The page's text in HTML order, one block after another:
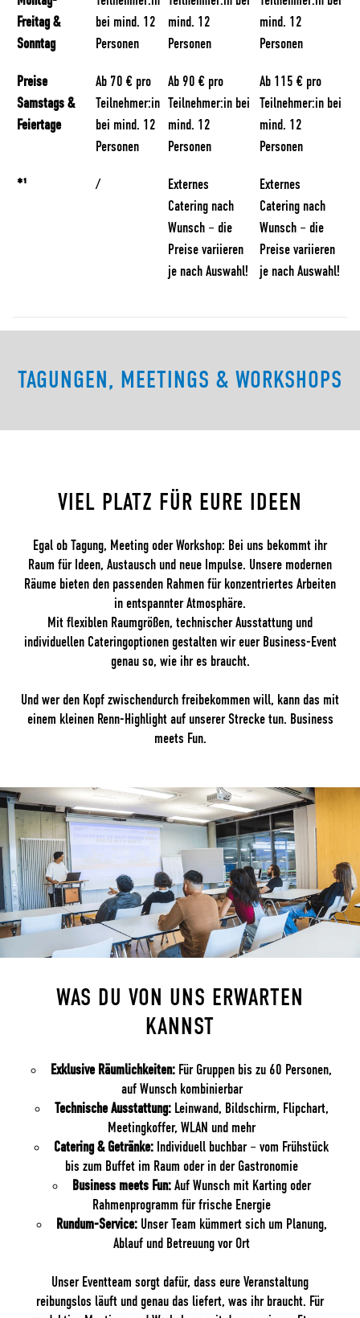
Freitag &
Sonntag
bei mind. 12
Personen
mind. 12
Personen
mind. 12
Personen
Preise
Samstags &
Feiertage
Ab 70 € pro
Teilnehmer:in
bei mind. 12
Personen
Ab 90 € pro
Teilnehmer:in bei
mind. 12
Personen
Ab 115 € pro
Teilnehmer:in bei
mind. 12
Personen
*¹ /
Externes
Catering nach
Wunsch – die
Preise variieren
je nach Auswahl!
Externes
Catering nach
Wunsch – die
Preise variieren
je nach Auswahl!
TAGUNGEN, MEETINGS & WORKSHOPS
VIEL PLATZ FÜR EURE IDEEN
Egal ob Tagung, Meeting oder Workshop: Bei uns bekommt ihr
Raum für Ideen, Austausch und neue Impulse. Unsere modernen
Räume bieten den passenden Rahmen für konzentriertes Arbeiten
in entspannter Atmosphäre.
Mit flexiblen Raumgrößen, technischer Ausstattung und
individuellen Cateringoptionen gestalten wir euer Business-Event
genau so, wie ihr es braucht.
Und wer den Kopf zwischendurch freibekommen will, kann das mit
einem kleinen Renn-Highlight auf unserer Strecke tun. Business
meets Fun.
WAS DU VON UNS ERWARTEN
KANNST
Exklusive Räumlichkeiten: Für Gruppen bis zu 60 Personen,
auf Wunsch kombinierbar
Technische Ausstattung:Leinwand, Bildschirm, Flipchart,
Meetingkoffer, WLAN und mehr
Catering & Getränke: Individuell buchbar – vom Frühstück
bis zum Buffet im Raum oder in der Gastronomie
Business meets Fun:Auf Wunsch mit Karting oder
Rahmenprogramm für frische Energie
Rundum-Service:Unser Team kümmert sich um Planung,
Ablauf und Betreuung vor Ort
Unser Eventteam sorgt dafür, dass eure Veranstaltung
reibungslos läuft und genau das liefert, was ihr braucht. Für